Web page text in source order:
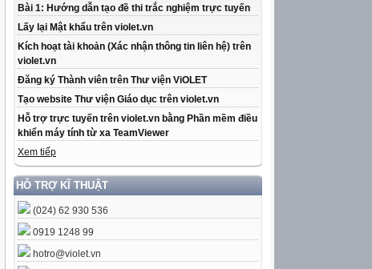
Bài 1: Hướng dẫn tạo đề thi trắc nghiệm trực tuyến
Lấy lại Mật khẩu trên violet.vn
Kích hoạt tài khoản (Xác nhận thông tin liên hệ) trên
violet.vn
Đăng ký Thành viên trên Thư viện ViOLET
Tạo website Thư viện Giáo dục trên violet.vn
Hỗ trợ trực tuyến trên violet.vn bằng Phần mềm điều
khiển máy tính từ xa TeamViewer
Xem tiếp
HỖ TRỢ KĨ THUẬT
(024) 62 930 536
0919 1248 99
hotro@violet.vn